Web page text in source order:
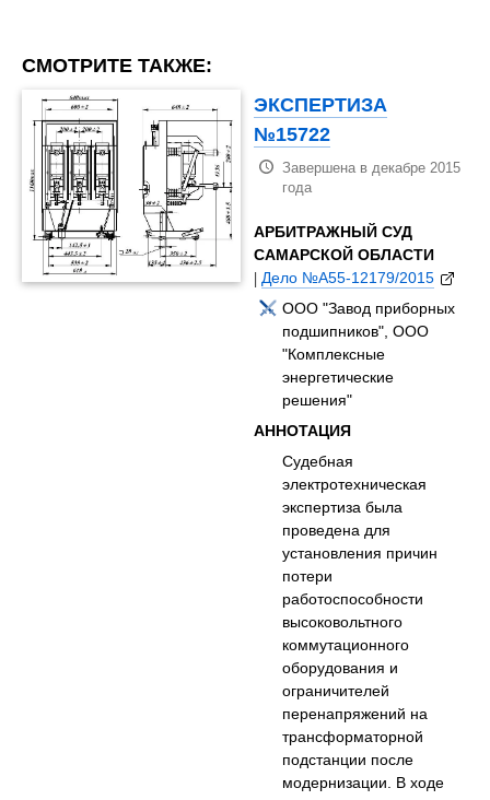
СМОТРИТЕ ТАКЖЕ:
ЭКСПЕРТИЗА
№15722
Завершена в декабре 2015
года
АРБИТРАЖНЫЙ СУД
САМАРСКОЙ ОБЛАСТИ
|Дело №А55-12179/2015
ООО "Завод приборных
подшипников", ООО
"Комплексные
энергетические
решения"
АННОТАЦИЯ
Судебная
электротехническая
экспертиза была
проведена для
установления причин
потери
работоспособности
высоковольтного
коммутационного
оборудования и
ограничителей
перенапряжений на
трансформаторной
подстанции после
модернизации. В ходе